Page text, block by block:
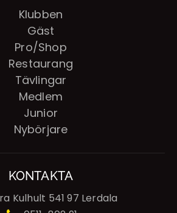
Klubben
Gäst
Pro/Shop
Restaurang
Tävlingar
Medlem
Junior
Nybörjare
KONTAKTA
Kulhult 541 97 Lerdala